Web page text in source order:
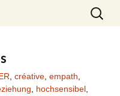
Search
for:
créative empath
hochsensibel